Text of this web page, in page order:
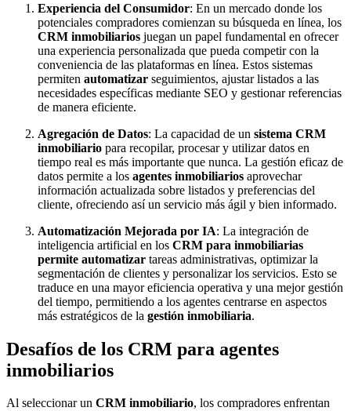
Experiencia del Consumidor: En un mercado donde los
potenciales compradores comienzan su búsqueda en línea, los
CRM inmobiliarios juegan un papel fundamental en ofrecer
una experiencia personalizada que pueda competir con la
conveniencia de las plataformas en línea. Estos sistemas
permiten automatizar seguimientos, ajustar listados a las
necesidades específicas mediante SEO y gestionar referencias
de manera eficiente.
Agregación de Datos: La capacidad de un sistema CRM
inmobiliario para recopilar, procesar y utilizar datos en
tiempo real es más importante que nunca. La gestión eficaz de
datos permite a los agentes inmobiliarios aprovechar
información actualizada sobre listados y preferencias del
cliente, ofreciendo así un servicio más ágil y bien informado.
Automatización Mejorada por IA: La integración de
inteligencia artificial en los CRM para inmobiliarias
permite automatizar tareas administrativas, optimizar la
segmentación de clientes y personalizar los servicios. Esto se
traduce en una mayor eficiencia operativa y una mejor gestión
del tiempo, permitiendo a los agentes centrarse en aspectos
más estratégicos de la gestión inmobiliaria.
Desafíos de los CRM para agentes
inmobiliarios
Al seleccionar un CRM inmobiliario, los compradores enfrentan